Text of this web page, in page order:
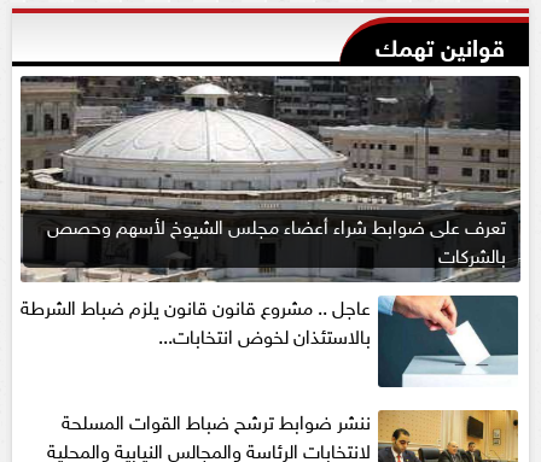
قوانين تهمك
تعرف على ضوابط شراء أعضاء مجلس الشيوخ لأسهم وحصص
بالشركات
عاجل .. مشروع قانون قانون يلزم ضباط الشرطة
بالاستئذان لخوض انتخابات...
ننشر ضوابط ترشح ضباط القوات المسلحة
لانتخابات الرئاسة والمجالس النيابية والمحلية‎